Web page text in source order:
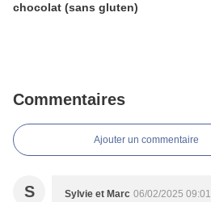
chocolat (sans gluten)
Commentaires
Ajouter un commentaire
S Sylvie et Marc 06/02/2025 09:01